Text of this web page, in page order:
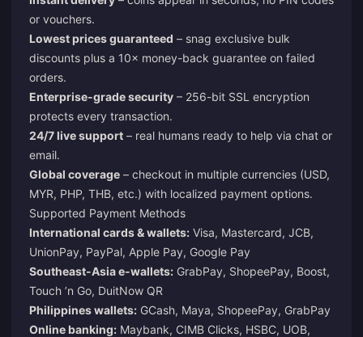
or vouchers.
Lowest prices guaranteed – snag exclusive bulk
discounts plus a 10× money-back guarantee on failed
orders.
Enterprise-grade security – 256-bit SSL encryption
protects every transaction.
24/7 live support – real humans ready to help via chat or
email.
Global coverage – checkout in multiple currencies (USD,
MYR, PHP, THB, etc.) with localized payment options.
Supported Payment Methods
International cards & wallets: Visa, Mastercard, JCB,
UnionPay, PayPal, Apple Pay, Google Pay
Southeast-Asia e-wallets: GrabPay, ShopeePay, Boost,
Touch ’n Go, DuitNow QR
Philippines wallets: GCash, Maya, ShopeePay, GrabPay
Online banking: Maybank, CIMB Clicks, HSBC, UOB,